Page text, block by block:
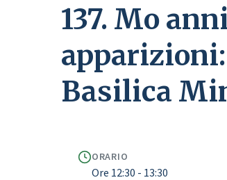
137. Mo
Basilica
ORARIO
Ore 12:30 - 13:30